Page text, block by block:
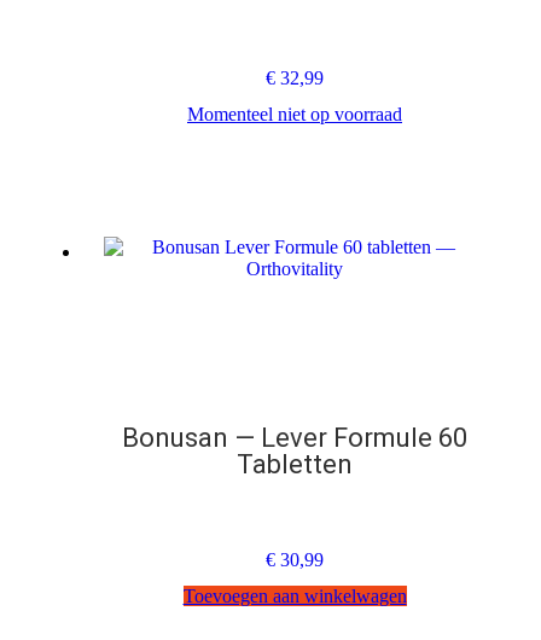
€ 32,99
Momenteel niet op voorraad
Bonusan — Lever Formule 60
Tabletten
€ 30,99
Toevoegen aan winkelwagen